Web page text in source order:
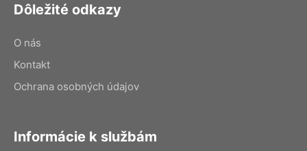
Dôležité odkazy
O nás
Kontakt
Ochrana osobných údajov
Informácie k službám